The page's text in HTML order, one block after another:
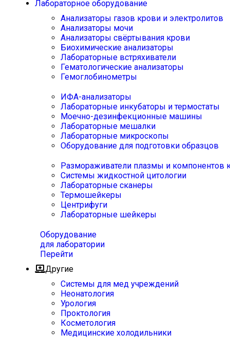
Лабораторное оборудование
Анализаторы газов крови и электролитов
Анализаторы мочи
Анализаторы свёртывания крови
Биохимические анализаторы
Лабораторные встряхиватели
Гематологические анализаторы
Гемоглобинометры
ИФА-анализаторы
Лабораторные инкубаторы и термостаты
Моечно-дезинфекционные машины
Лабораторные мешалки
Лабораторные микроскопы
Оборудование для подготовки образцов
Размораживатели плазмы и компонентов
Системы жидкостной цитологии
Лабораторные сканеры
Термошейкеры
Центрифуги
Лабораторные шейкеры
Оборудование
для лаборатории
Перейти
Другие
Системы для мед учреждений
Неонатология
Урология
Проктология
Косметология
Медицинские холодильники